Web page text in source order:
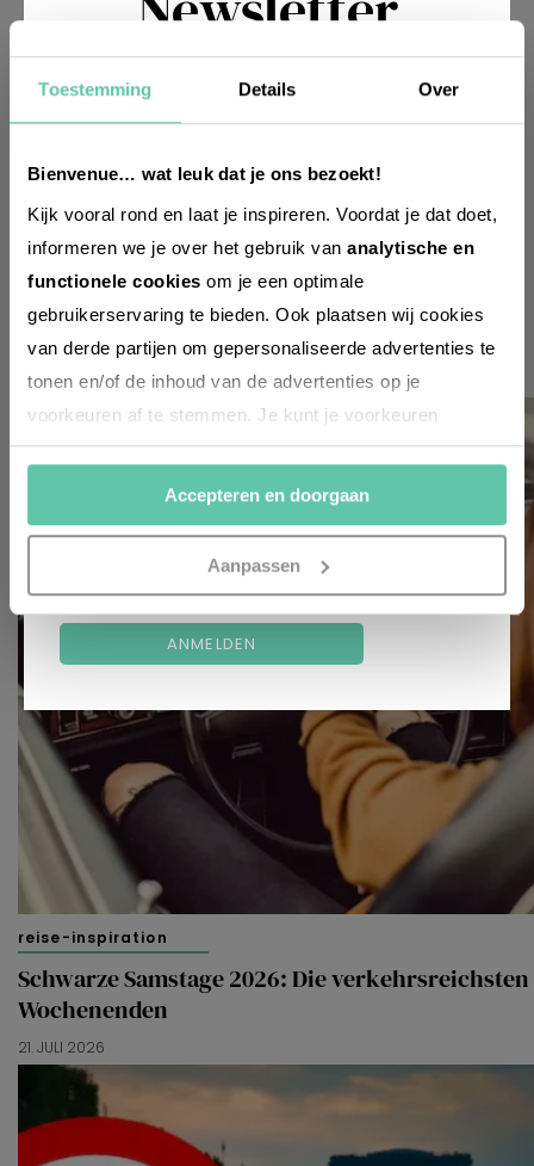
Toestemming Details Over
Bienvenue… wat leuk dat je ons bezoekt!
Kijk vooral rond en laat je inspireren. Voordat je dat doet,
informeren we je over het gebruik van analytische en
functionele cookies om je een optimale
gebruikerservaring te bieden. Ook plaatsen wij cookies
van derde partijen om gepersonaliseerde advertenties te
tonen en/of de inhoud van de advertenties op je
voorkeuren af te stemmen. Je kunt je voorkeuren
beheren via ‘Zelf instellen’. Klik je op ‘Accepteren en
Accepteren en doorgaan
Aanpassen
reise-inspiration
Schwarze Samstage 2026: Die verkehrsreichsten
Wochenenden
21. JULI 2026
Möchtest du
Entdeckungen und Insider-Tipps für
Frankreich informiert werden? Dann
melde dich für unseren
zweiwöchentlichen Newsletter an. Im
Handumdrehen erledigt!
Voornaam
Achternaam
E-
ANMELDEN